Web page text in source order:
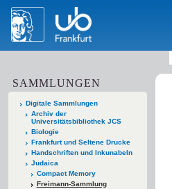
SAMMLUNGEN
Digitale Sammlungen
Archiv der
Universitätsbibliothek JCS
Biologie
Frankfurt und Seltene Drucke
Handschriften und Inkunabeln
Judaica
Compact Memory
Freimann-Sammlung